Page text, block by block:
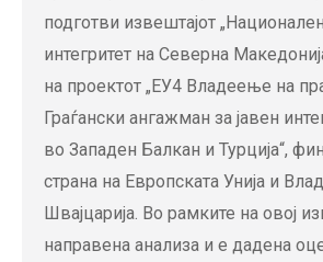
подготви извештајот
интегритет на Северна
на проектот „ЕУ4 Владеење на
Граѓански ангажман за јавен
во Западен Балкан и Турција“,
страна на Европската Унија и
Швајцарија. Во рамките на овој
направена анализа и е дадена